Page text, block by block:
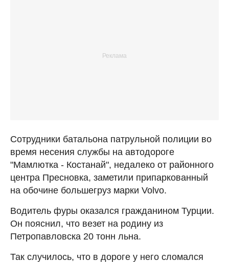
Сотрудники батальона патрульной полиции во
время несения службы на автодороге
"Мамлютка - Костанай", недалеко от районного
центра Пресновка, заметили припаркованный
на обочине большегруз марки Volvo.
Водитель фуры оказался гражданином Турции.
Он пояснил, что везет на родину из
Петропавловска 20 тонн льна.
Так случилось, что в дороге у него сломался